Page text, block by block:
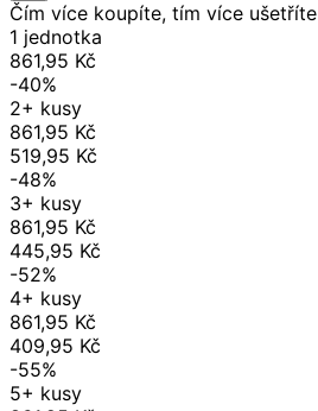
Čím více koupíte, tím více ušetříte
1 jednotka
861,95 Kč
-40%
2+ kusy
861,95 Kč
519,95 Kč
-48%
3+ kusy
861,95 Kč
445,95 Kč
-52%
4+ kusy
861,95 Kč
409,95 Kč
-55%
5+ kusy